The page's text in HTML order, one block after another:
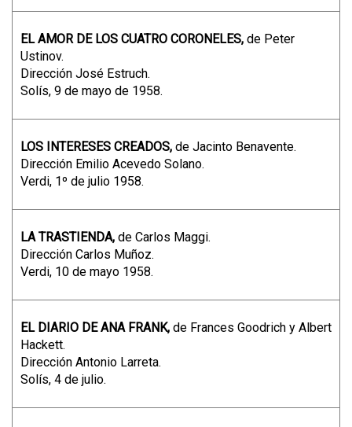
EL AMOR DE LOS CUATRO CORONELES, de Peter
Ustinov.
Dirección José Estruch.
Solís, 9 de mayo de 1958.
LOS INTERESES CREADOS, de Jacinto Benavente.
Dirección Emilio Acevedo Solano.
Verdi, 1º de julio 1958.
LA TRASTIENDA, de Carlos Maggi.
Dirección Carlos Muñoz.
Verdi, 10 de mayo 1958.
EL DIARIO DE ANA FRANK, de Frances Goodrich y Albert
Hackett.
Dirección Antonio Larreta.
Solís, 4 de julio.